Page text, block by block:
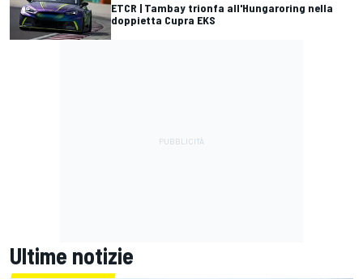
ETCR | Tambay trionfa all'Hungaroring nella
doppietta Cupra EKS
Ultime notizie